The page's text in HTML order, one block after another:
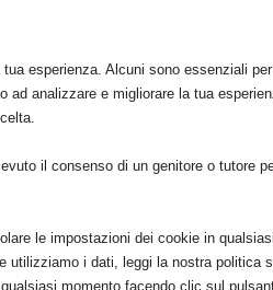
Biblioteca dei Ragazzi di Treviso E.
– CSV, Diventare
Forum delle Associazioni Familiari
Treviso, Madamadorè APS,
FSE, SognoNumero2 APS,
Unicef, Uniti per la Vita, CAV
esperienza. Alcuni sono essenziali
ad analizzare e migliorare la tua
il consenso di un genitore o tutore
le impostazioni dei cookie in qualsiasi
utilizziamo i dati, leggi la nostra politica
momento facendo clic sul